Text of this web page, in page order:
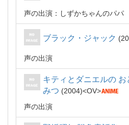
声の出演：しずかちゃんのパパ
ブラック・ジャック
声の出演
キティとダニエルの
みつ
2004
OV
声の出演